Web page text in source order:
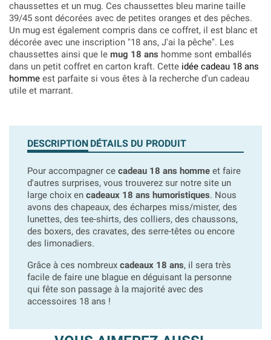
chaussettes et un mug. Ces chaussettes bleu marine taille
39/45 sont décorées avec de petites oranges et des pêches.
Un mug est également compris dans ce coffret, il est blanc et
décorée avec une inscription "18 ans, J'ai la pêche". Les
chaussettes ainsi que le mug 18 ans homme sont emballés
dans un petit coffret en carton kraft. Cette idée cadeau 18 ans
homme est parfaite si vous êtes à la recherche d'un cadeau
utile et marrant.
DESCRIPTION DÉTAILS DU PRODUIT
Pour accompagner ce cadeau 18 ans homme et faire
d'autres surprises, vous trouverez sur notre site un
large choix en cadeaux 18 ans humoristiques. Nous
avons des chapeaux, des écharpes miss/mister, des
lunettes, des tee-shirts, des colliers, des chaussons,
des boxers, des cravates, des serre-têtes ou encore
des limonadiers.
Grâce à ces nombreux cadeaux 18 ans, il sera très
facile de faire une blague en déguisant la personne
qui fête son passage à la majorité avec des
accessoires 18 ans !